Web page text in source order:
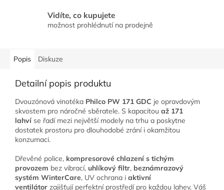
Vidíte, co kupujete
možnost prohlédnutí na prodejně
Popis Diskuze
Detailní popis produktu
Dvouzónová vinotéka Philco PW 171 GDC je opravdovým
skvostem pro náročné sběratele. S kapacitou až 171
lahví se řadí mezi největší modely na trhu a poskytne
dostatek prostoru pro dlouhodobé zrání i okamžitou
konzumaci.
Dřevěné police, kompresorové chlazení s tichým
provozem bez vibrací, uhlíkový filtr, beznámrazový
systém WinterCare, UV ochrana i aktivní
ventilátor zajišťují perfektní prostředí pro každou lahev. Váš